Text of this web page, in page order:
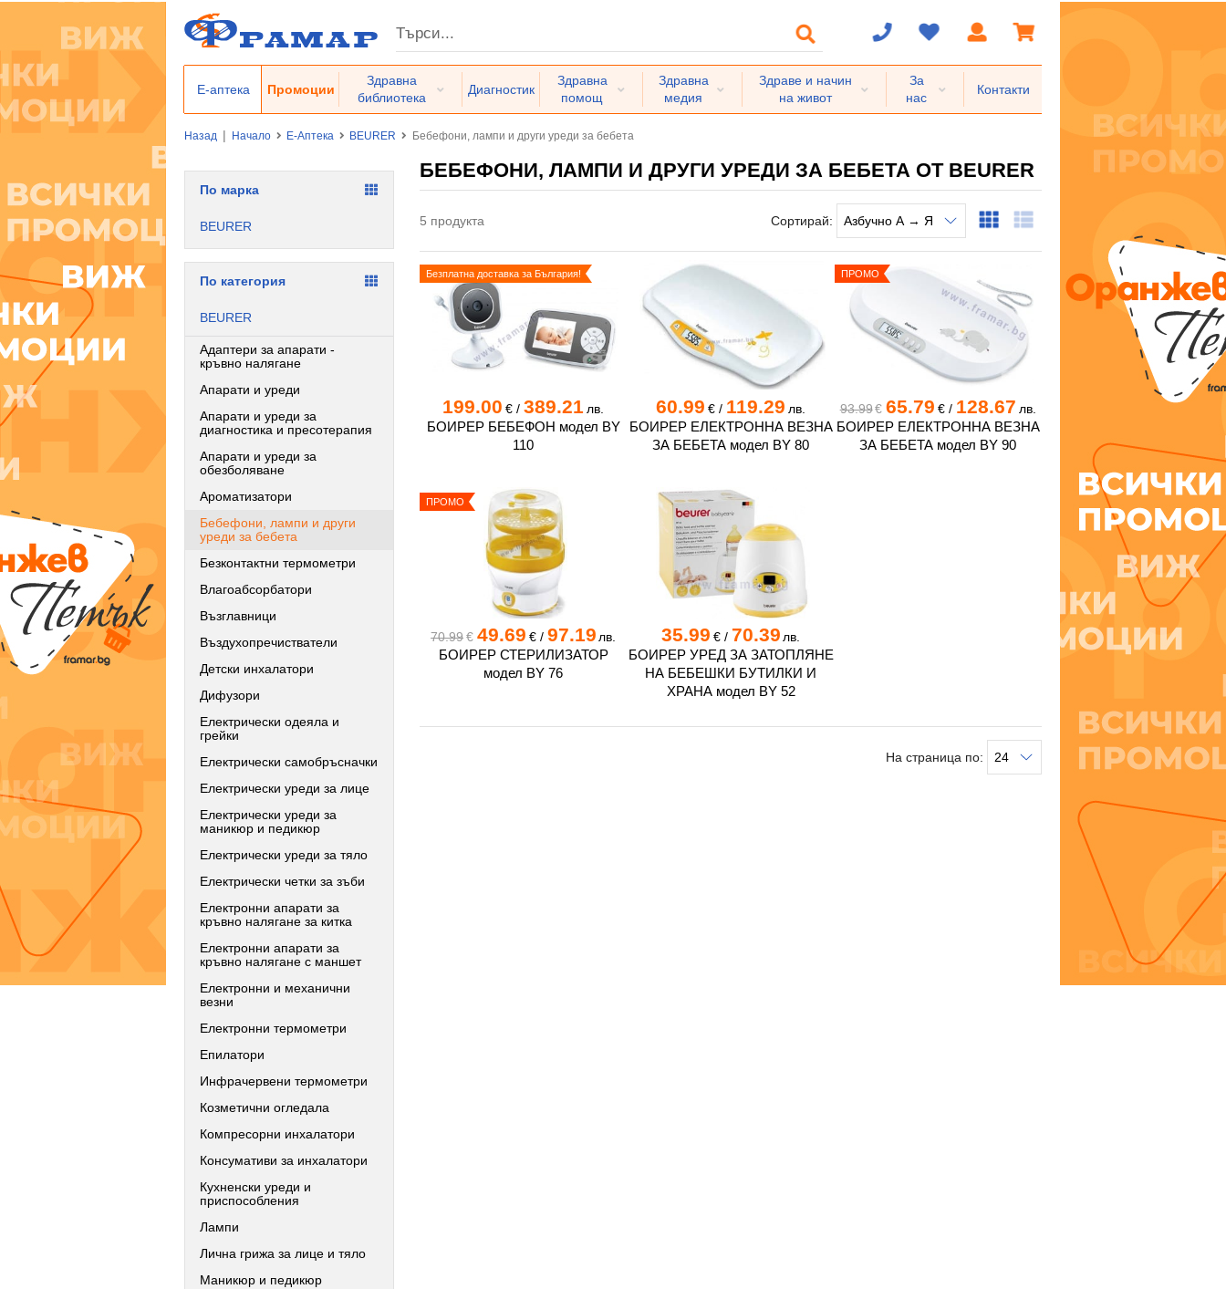
Е-аптека Промоции
Здравна
библиотека
Диагностик
Здравна
помощ
Здравна
медия
Здраве и начин
на живот
За
нас
Контакти
Назад | Начало Е-Аптека BEURER Бебефони, лампи и други уреди за бебета
БЕБЕФОНИ, ЛАМПИ И ДРУГИ УРЕДИ ЗА БЕБЕТА ОТ BEURER
5 продукта Сортирай:
199.00 € /389.21 лв.
БОИРЕР БЕБЕФОН модел BY
110
Безплатна доставка за България!
60.99 € / 119.29 лв.
БОИРЕР ЕЛЕКТРОННА ВЕЗНА
ЗА БЕБЕТА модел BY 80
93.99€ 65.79 € / 128.67 лв.
БОИРЕР ЕЛЕКТРОННА ВЕЗНА
ЗА БЕБЕТА модел BY 90
ПРОМО
70.99€ 49.69 €/ 97.19 лв.
БОИРЕР СТЕРИЛИЗАТОР
модел BY 76
ПРОМО
35.99 €/ 70.39 лв.
БОИРЕР УРЕД ЗА ЗАТОПЛЯНЕ
НА БЕБЕШКИ БУТИЛКИ И
ХРАНА модел BY 52
На страница по:
По марка
BEURER
По категория
BEURER
Адаптери за апарати -
кръвно налягане
Апарати и уреди
Апарати и уреди за
диагностика и пресотерапия
Апарати и уреди за
обезболяване
Ароматизатори
Бебефони, лампи и други
уреди за бебета
Безконтактни термометри
Влагоабсорбатори
Възглавници
Въздухопречистватели
Детски инхалатори
Дифузори
Електрически одеяла и
грейки
Електрически самобръсначки
Електрически уреди за лице
Електрически уреди за
маникюр и педикюр
Електрически уреди за тяло
Електрически четки за зъби
Електронни апарати за
кръвно налягане за китка
Електронни апарати за
кръвно налягане с маншет
Електронни и механични
везни
Електронни термометри
Епилатори
Инфрачервени термометри
Козметични огледала
Компресорни инхалатори
Консумативи за инхалатори
Кухненски уреди и
приспособления
Лампи
Лична грижа за лице и тяло
Маникюр и педикюр